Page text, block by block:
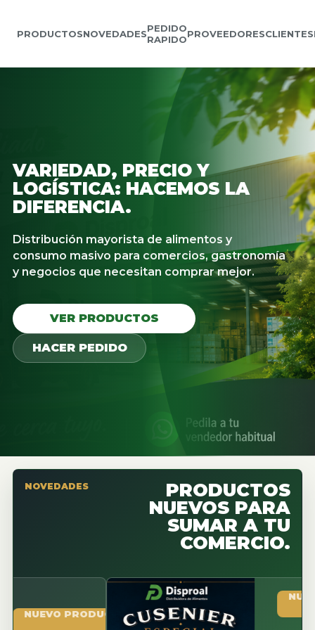
PRODUCTOSNOVEDADESPEDIDO
RAPIDOPROVEEDORESCLIENTES
VARIEDAD, PRECIO Y
LOGÍSTICA: HACEMOS LA
DIFERENCIA.
Distribución mayorista de alimentos y
consumo masivo para comercios, gastronomía
y negocios que necesitan comprar mejor.
VER PRODUCTOS
HACER PEDIDO
NOVEDADES
PRODUCTOS
NUEVOS PARA
SUMAR A TU
COMERCIO.
PRODUCTO
NUEVO